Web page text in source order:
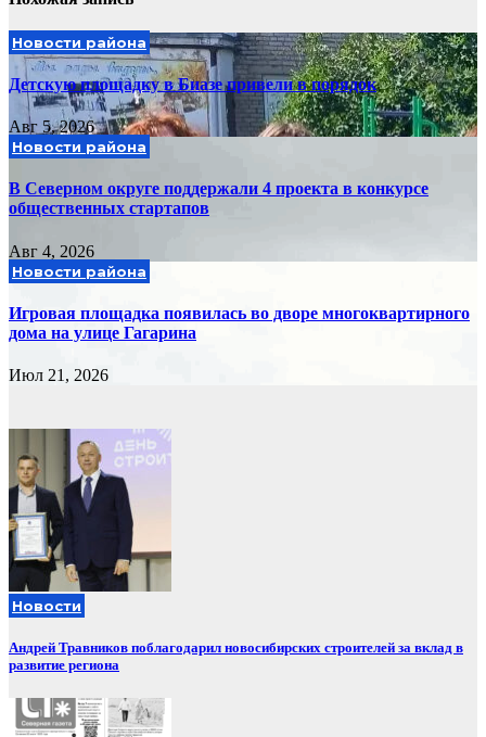
Новости района
Детскую площадку в Биазе привели в порядок
Авг 5, 2026
Новости района
В Северном округе поддержали 4 проекта в конкурсе
общественных стартапов
Авг 4, 2026
Новости района
Игровая площадка появилась во дворе многоквартирного
дома на улице Гагарина
Июл 21, 2026
Новости
Андрей Травников поблагодарил новосибирских строителей за вклад в
развитие региона